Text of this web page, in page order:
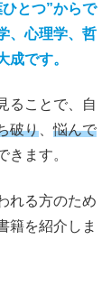
とつ”からで
、心理学、哲
です。
ることで、自
破り、悩んで
きます。
れる方のため
籍を紹介しま